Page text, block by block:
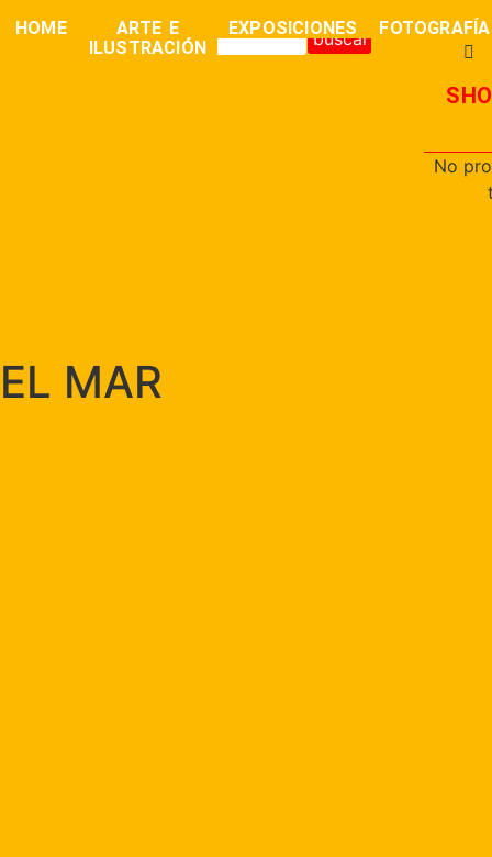
HOME
ARTE E
ILUSTRACIÓN
EXPOSICIONES FOTOGRAFÍA
buscar
0,00€
No
EL MAR